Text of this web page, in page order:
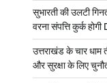
सुभारती की उलटी
वरना संपत्ति कुर्क होगी
उत्तराखंड के चार धाम
और सुरक्षा के लिए